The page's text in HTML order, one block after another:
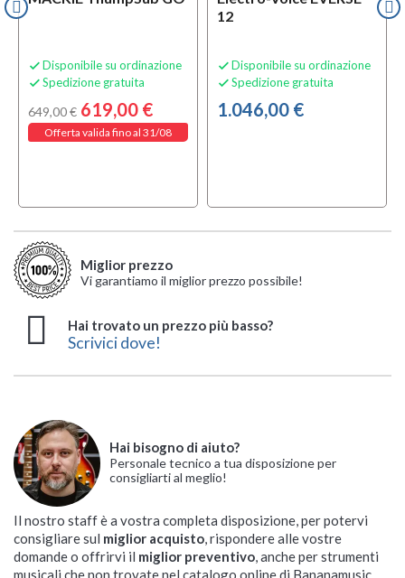
 Disponibile su ordinazione
 Spedizione gratuita
649,00 € 619,00 €
Offerta valida fino al 31/08
12
 Disponibile su ordinazione
 Spedizione gratuita
1.046,00 €
Miglior prezzo
Vi garantiamo il miglior prezzo possibile!
Hai trovato un prezzo più basso?
Scrivici dove!
Hai bisogno di aiuto?
Personale tecnico a tua disposizione per
consigliarti al meglio!
Il nostro staff è a vostra completa disposizione, per potervi
consigliare sul miglior acquisto, rispondere alle vostre
domande o offrirvi il miglior preventivo, anche per strumenti
musicali che non trovate nel catalogo online di Bananamusic.